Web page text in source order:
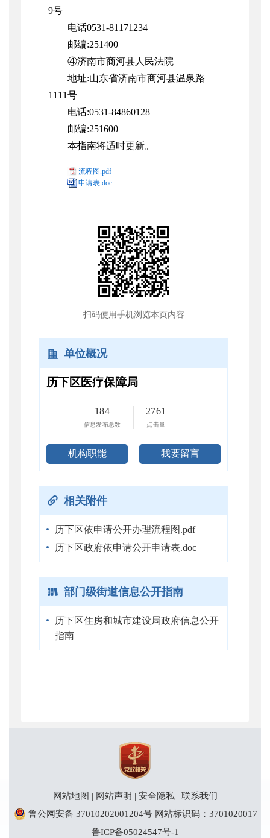
9号
电话0531-81171234
邮编:251400
④济南市商河县人民法院
地址:山东省济南市商河县温泉路
1111号
电话:0531-84860128
邮编:251600
本指南将适时更新。
流程图.pdf
申请表.doc
扫码使用手机浏览本页内容
单位概况
历下区医疗保障局
184
信息发布总数
2761
点击量
机构职能 我要留言
相关附件
历下区依申请公开办理流程图.pdf
历下区政府依申请公开申请表.doc
部门级街道信息公开指南
历下区住房和城市建设局政府信息公开
指南
网站地图 | 网站声明 | 安全隐私 | 联系我们
鲁公网安备 37010202001204号 网站标识码：3701020017
鲁ICP备05024547号-1